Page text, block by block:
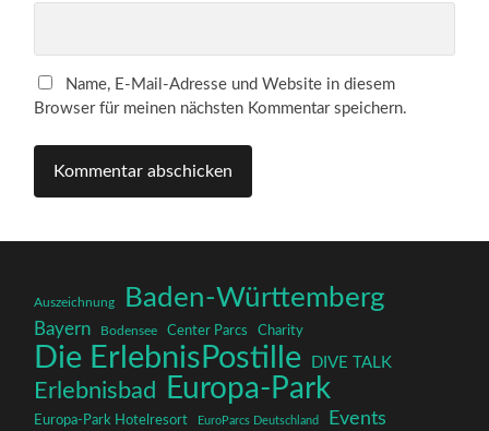
Name, E-Mail-Adresse und Website in diesem
Browser für meinen nächsten Kommentar speichern.
Auszeichnung Baden-Württemberg
Bayern Bodensee Center Parcs Charity
Die ErlebnisPostille DIVE TALK
Erlebnisbad Europa-Park
Europa-Park Hotelresort EuroParcs Deutschland Events